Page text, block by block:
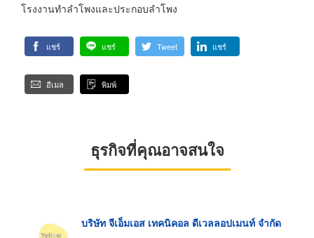
โรงงานทำลำโพงและประกอบลำโพง
แชร์ แชร์ Tweet แชร์
อีเมล พิมพ์
ธุรกิจที่คุณอาจสนใจ
บริษัท จีเอ็มเอส เทคนิคอล ดีเวลลอปเมนท์ จำกัด